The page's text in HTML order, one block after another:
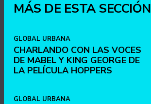
MÁS DE ESTA SECCIÓN
GLOBAL URBANA
CHARLANDO CON LAS VOCES
DE MABEL Y KING GEORGE DE
LA PELÍCULA HOPPERS
GLOBAL URBANA